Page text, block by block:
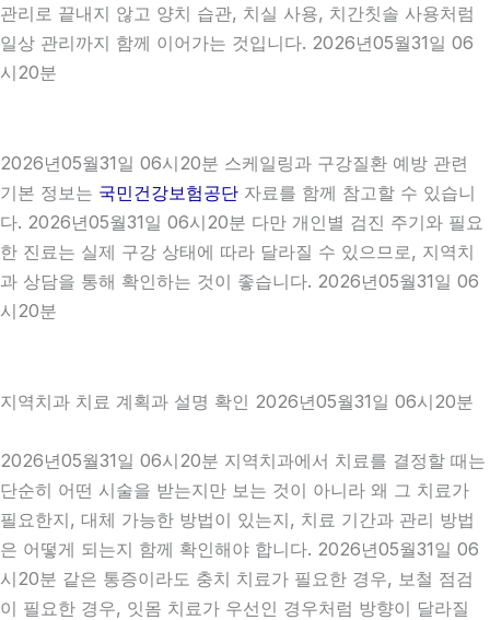
관리로 끝내지 않고 양치 습관, 치실 사용, 치간칫솔 사용처럼
일상 관리까지 함께 이어가는 것입니다. 2026년05월31일 06
시20분
2026년05월31일 06시20분 스케일링과 구강질환 예방 관련
기본 정보는 국민건강보험공단 자료를 함께 참고할 수 있습니
다. 2026년05월31일 06시20분 다만 개인별 검진 주기와 필요
한 진료는 실제 구강 상태에 따라 달라질 수 있으므로, 지역치
과 상담을 통해 확인하는 것이 좋습니다. 2026년05월31일 06
시20분
지역치과 치료 계획과 설명 확인 2026년05월31일 06시20분
2026년05월31일 06시20분 지역치과에서 치료를 결정할 때는
단순히 어떤 시술을 받는지만 보는 것이 아니라 왜 그 치료가
필요한지, 대체 가능한 방법이 있는지, 치료 기간과 관리 방법
은 어떻게 되는지 함께 확인해야 합니다. 2026년05월31일 06
시20분 같은 통증이라도 충치 치료가 필요한 경우, 보철 점검
이 필요한 경우, 잇몸 치료가 우선인 경우처럼 방향이 달라질